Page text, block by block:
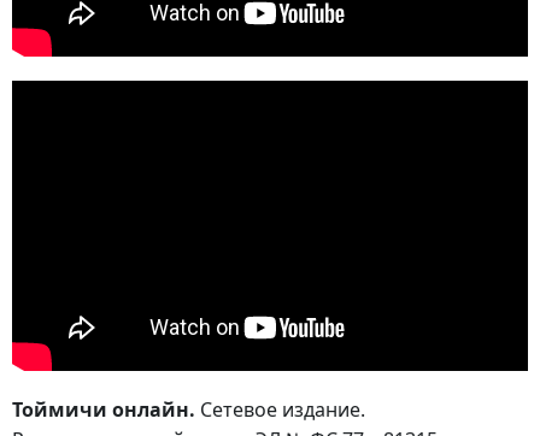
Тоймичи онлайн. Сетевое издание.